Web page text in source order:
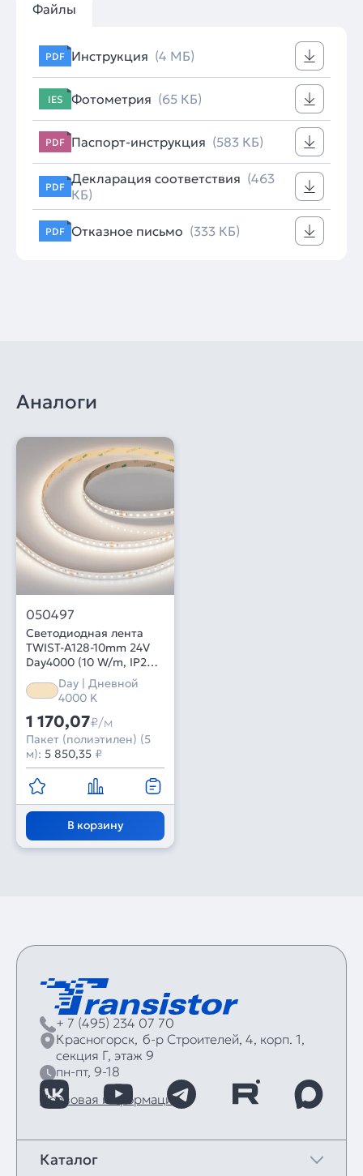
Файлы
PDF Инструкция (4 МБ)
IES Фотометрия (65 КБ)
PDF Паспорт-инструкция (583 КБ)
PDF Декларация соответствия (463
КБ)
PDF Отказное письмо (333 КБ)
Аналоги
050497
Светодиодная лента
TWIST-A128-10mm 24V
Day4000 (10 W/m, IP20,
5m) (Arlight, 7 лет)
Day | Дневной
4000 K
1 170,07₽/м
Пакет (полиэтилен) (5
м): 5 850,35 ₽
В корзину
+ 7 (495) 234 07 70
Красногорск, б‑р Строителей, 4, корп. 1,
секция Г, этаж 9
пн-пт, 9-18
Правовая информация
Каталог